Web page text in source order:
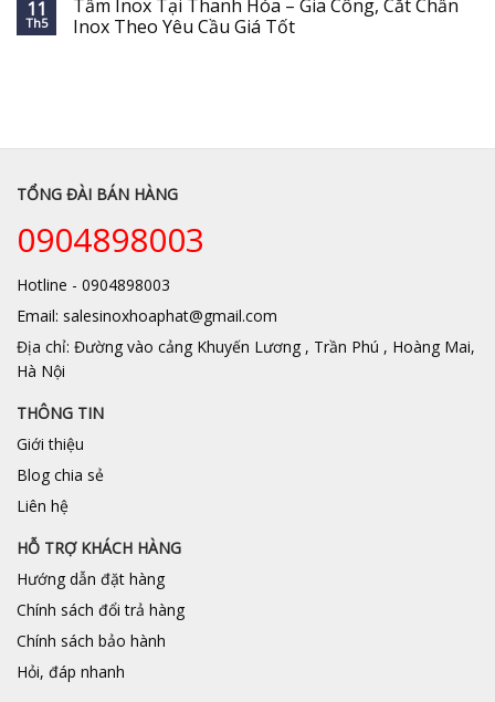
11
Th5
Tấm Inox Tại Thanh Hóa – Gia Công, Cắt Chấn
Inox Theo Yêu Cầu Giá Tốt
TỔNG ĐÀI BÁN HÀNG
0904898003
Hotline - 0904898003
Email: salesinoxhoaphat@gmail.com
Địa chỉ: Đường vào cảng Khuyến Lương , Trần Phú , Hoàng Mai,
Hà Nội
THÔNG TIN
Giới thiệu
Blog chia sẻ
Liên hệ
HỖ TRỢ KHÁCH HÀNG
Hướng dẫn đặt hàng
Chính sách đổi trả hàng
Chính sách bảo hành
Hỏi, đáp nhanh